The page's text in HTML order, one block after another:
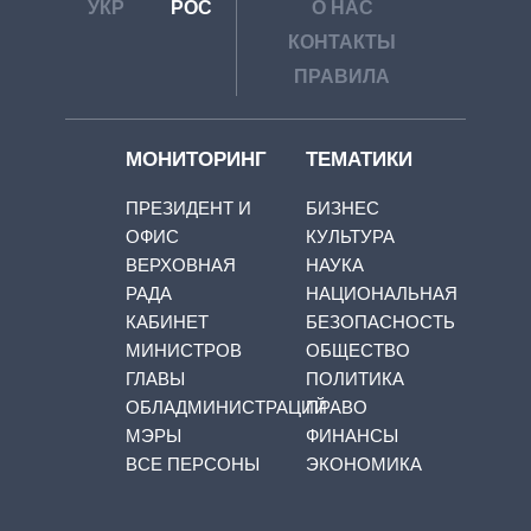
УКР РОС
О НАС
КОНТАКТЫ
ПРАВИЛА
МОНИТОРИНГ
ПРЕЗИДЕНТ И
ОФИС
ВЕРХОВНАЯ
РАДА
КАБИНЕТ
МИНИСТРОВ
ГЛАВЫ
ОБЛАДМИНИСТРАЦИЙ
МЭРЫ
ВСЕ ПЕРСОНЫ
ТЕМАТИКИ
БИЗНЕС
КУЛЬТУРА
НАУКА
НАЦИОНАЛЬНАЯ
БЕЗОПАСНОСТЬ
ОБЩЕСТВО
ПОЛИТИКА
ПРАВО
ФИНАНСЫ
ЭКОНОМИКА